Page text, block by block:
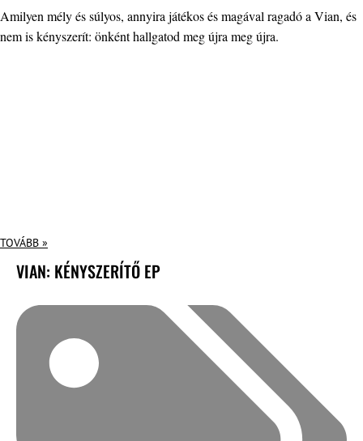
Amilyen mély és súlyos, annyira játékos és magával ragadó a Vian, és
nem is kényszerít: önként hallgatod meg újra meg újra.
TOVÁBB »
VIAN: KÉNYSZERÍTŐ EP